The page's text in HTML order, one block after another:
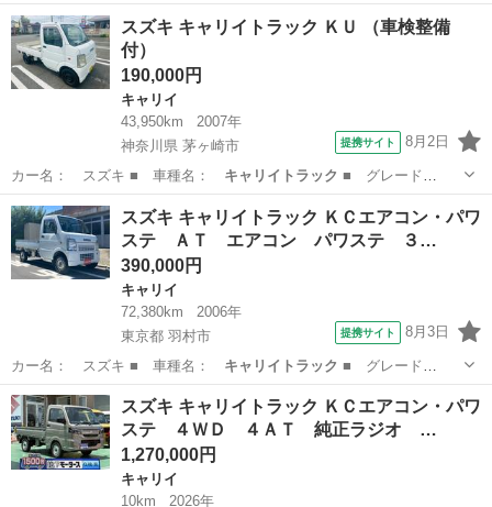
宮城 仙台市 荒井駅 キャリイ
スズキ キャリイトラック ＫＵ （車検整備
付）
190,000円
キャリイ
43,950km
2007年
神奈川県 茅ヶ崎市
提携サイト 8月2日
カー名： スズキ ■ 車種名： キャリイトラック ■ グレード
名： ＫＵ ■ 排…
神奈川 茅ヶ崎市 キャリイ
スズキ キャリイトラック ＫＣエアコン・パワ
ステ ＡＴ エアコン パワステ ３…
390,000円
キャリイ
72,380km
2006年
東京都 羽村市
提携サイト 8月3日
カー名： スズキ ■ 車種名： キャリイトラック ■ グレード
名： ＫＣエアコン…
東京 羽村市 キャリイ
スズキ キャリイトラック ＫＣエアコン・パワ
ステ ４ＷＤ ４ＡＴ 純正ラジオ …
1,270,000円
キャリイ
10km
2026年